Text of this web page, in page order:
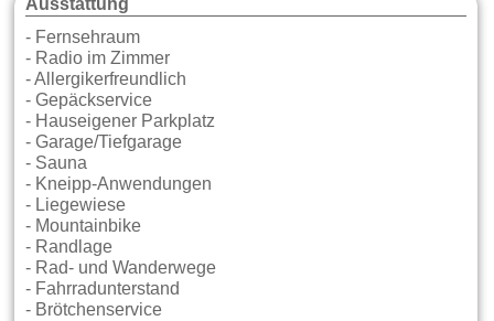
Ausstattung
- Fernsehraum
- Radio im Zimmer
- Allergikerfreundlich
- Gepäckservice
- Hauseigener Parkplatz
- Garage/Tiefgarage
- Sauna
- Kneipp-Anwendungen
- Liegewiese
- Mountainbike
- Randlage
- Rad- und Wanderwege
- Fahrradunterstand
- Brötchenservice